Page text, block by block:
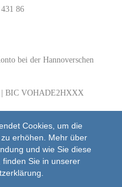
Cookies, um die
erhöhen. Mehr über
und wie Sie diese
Sie in unserer
86
bei der Hannoverschen
| BIC VOHADE2HXXX